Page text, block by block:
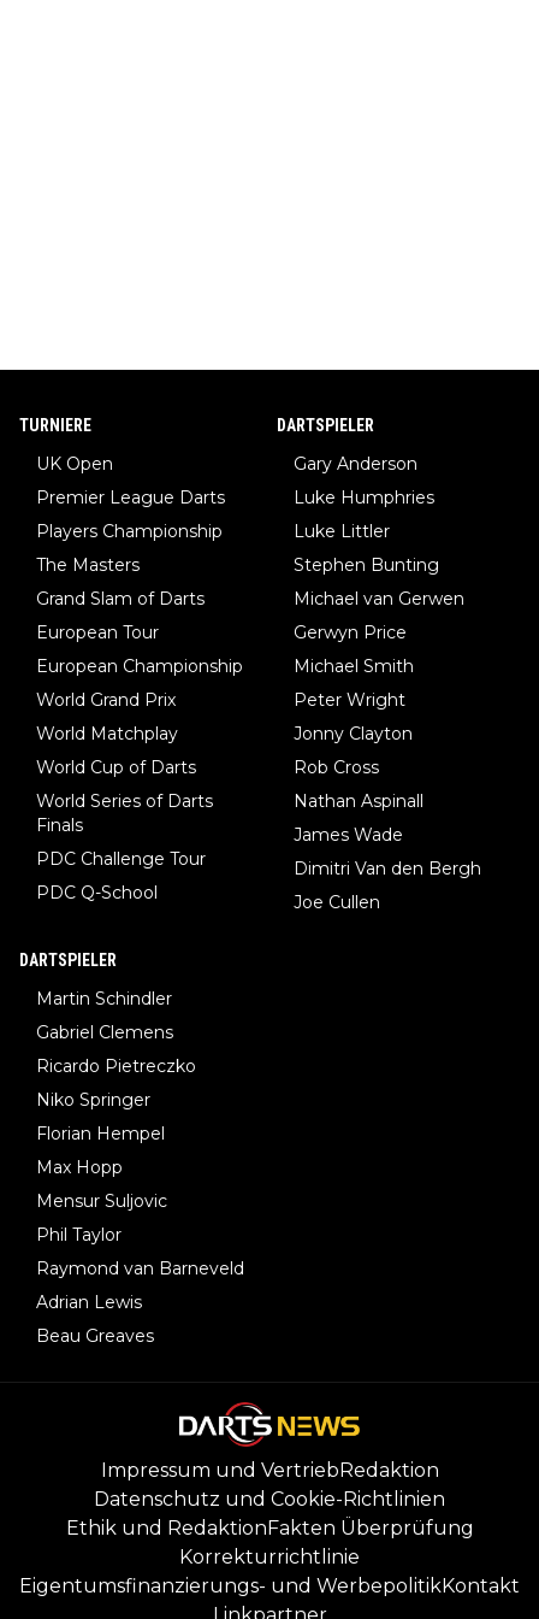
TURNIERE
UK Open
Premier League Darts
Players Championship
The Masters
Grand Slam of Darts
European Tour
European Championship
World Grand Prix
World Matchplay
World Cup of Darts
World Series of Darts
Finals
PDC Challenge Tour
PDC Q-School
DARTSPIELER
Gary Anderson
Luke Humphries
Luke Littler
Stephen Bunting
Michael van Gerwen
Gerwyn Price
Michael Smith
Peter Wright
Jonny Clayton
Rob Cross
Nathan Aspinall
James Wade
Dimitri Van den Bergh
Joe Cullen
DARTSPIELER
Martin Schindler
Gabriel Clemens
Ricardo Pietreczko
Niko Springer
Florian Hempel
Max Hopp
Mensur Suljovic
Phil Taylor
Raymond van Barneveld
Adrian Lewis
Beau Greaves
Impressum und Vertrieb Redaktion
Datenschutz und Cookie-Richtlinien
Ethik und Redaktion Fakten Überprüfung
Korrekturrichtlinie
Eigentumsfinanzierungs- und WerbepolitikKontakt